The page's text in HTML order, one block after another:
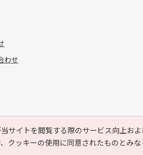
サイトを閲覧する際のサービス向上お
クッキーの使用に同意されたものとみな
わせ
Copyright